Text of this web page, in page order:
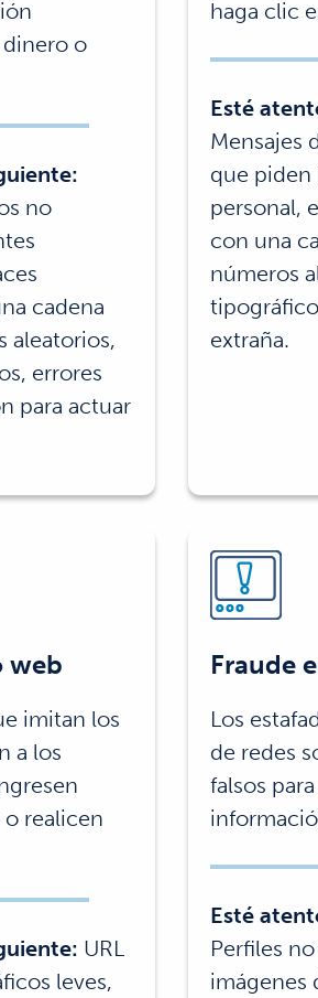
o
no
cadena
aleatorios,
errores
para actuar
haga clic
Esté
Mensajes
que
personal,
con una
números
extraña.
web
imitan los
a los
o realicen
URL
leves,
Fraude
Los
de redes
falsos
Esté
Perfiles
imágenes